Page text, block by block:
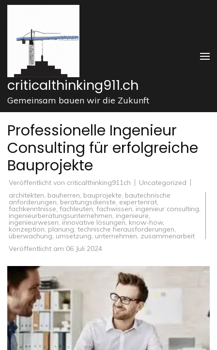
Zum
springen
drücken)
criticalthinking911.ch
Gemeinsam bauen wir die Zukunft
Professionelle Ingenieur
Consulting für erfolgreiche
Bauprojekte
Veröffentlicht von criticalthinking911ch
Uncategorized
architekten, bauherren, bauprojekte, bautechnische
anforderungen, beratungsdienste, expertenrat,
fachkenntnisse, fachleuten, fachwissen, ingenieur consulting,
ingenieurberatungsunternehmen, ingenieure,
ingenieurwesen, innovative lösungen, know-how,
konzeption, planung, technische herausforderungen,
überwachung, umsetzung, unternehmen, zusammenarbeit
Veröffentlicht am 06 Juli 2024